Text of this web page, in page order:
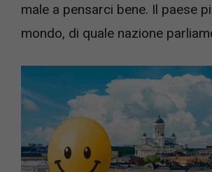
male a pensarci bene. Il paese
mondo, di quale nazione